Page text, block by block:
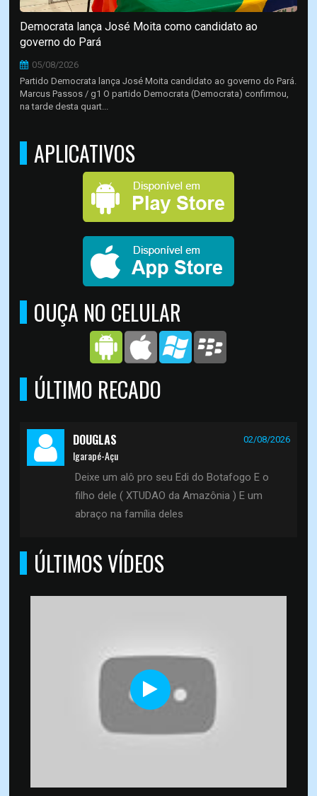
Democrata lança José Moita como candidato ao
governo do Pará
05/08/2026
Partido Democrata lança José Moita candidato ao governo do Pará.
Marcus Passos / g1 O partido Democrata (Democrata) confirmou,
na tarde desta quart...
APLICATIVOS
OUÇA NO CELULAR
ÚLTIMO RECADO
DOUGLAS 02/08/2026
Igarapé-Açu
Deixe um alô pro seu Edi do Botafogo E o
filho dele ( XTUDAO da Amazônia ) E um
abraço na família deles
ÚLTIMOS VÍDEOS